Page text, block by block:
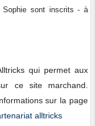
sont inscrits - à
qui permet aux
ce site marchand.
sur la page
alltricks